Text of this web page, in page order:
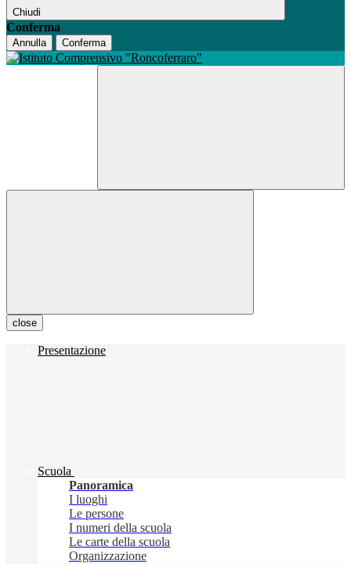
Chiudi
Conferma
Annulla Conferma
close
Presentazione
Scuola
Panoramica
I luoghi
Le persone
I numeri della scuola
Le carte della scuola
Organizzazione